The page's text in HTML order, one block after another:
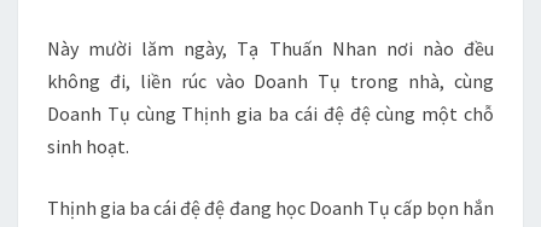
Này mười lăm ngày, Tạ Thuấn Nhan nơi nào đều
không đi, liền rúc vào Doanh Tụ trong nhà, cùng
Doanh Tụ cùng Thịnh gia ba cái đệ đệ cùng một chỗ
sinh hoạt.
Thịnh gia ba cái đệ đệ đang học Doanh Tụ cấp bọn hắn